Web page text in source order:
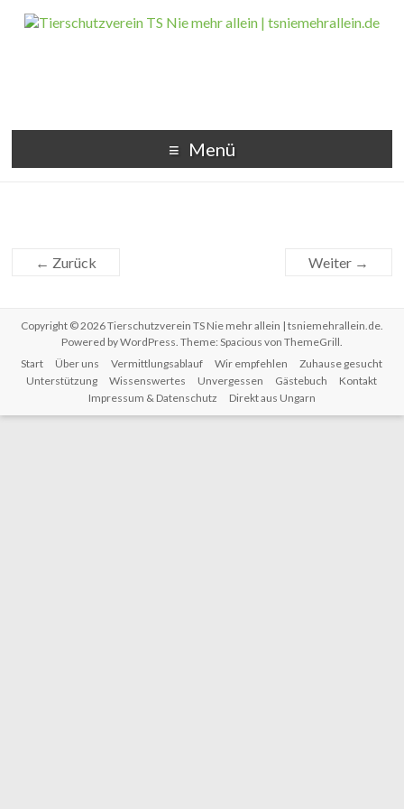
Menü
← Zurück Weiter →
Copyright © 2026Tierschutzverein TS Nie mehr allein | tsniemehrallein.de.
Powered byWordPress. Theme: Spacious von ThemeGrill.
Start
Über uns Vermittlungsablauf Wir empfehlen
Zuhause gesucht
Unterstützung
Wissenswertes Unvergessen Gästebuch
Kontakt
Impressum & Datenschutz
Direkt aus Ungarn